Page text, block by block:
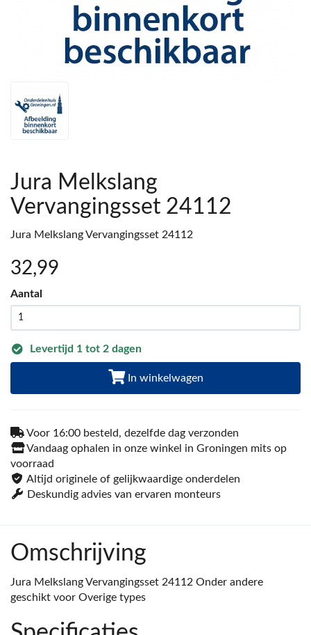
Jura Melkslang
Vervangingsset 24112
Jura Melkslang Vervangingsset 24112
32,99
Aantal
Levertijd 1 tot 2 dagen
In winkelwagen
Voor 16:00 besteld, dezelfde dag verzonden
Vandaag ophalen in onze winkel in Groningen mits op
voorraad
Altijd originele of gelijkwaardige onderdelen
Deskundig advies van ervaren monteurs
Omschrijving
Jura Melkslang Vervangingsset 24112 Onder andere
geschikt voor Overige types